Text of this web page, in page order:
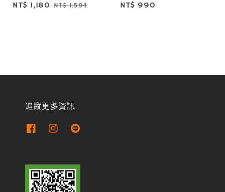
Sale
NT$ 1,180 Regular
NT$ 1,594
Regular
NT$ 990
追蹤更多資訊